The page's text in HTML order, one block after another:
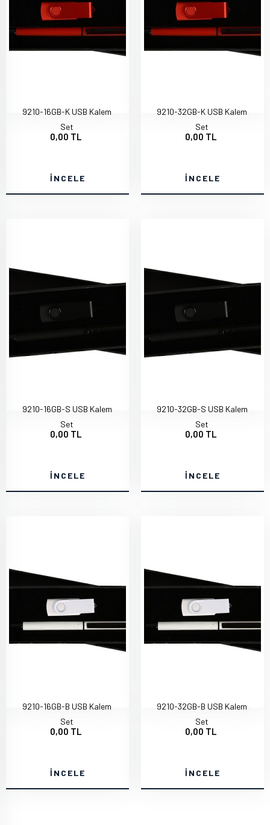
9210-16GB-K USB Kalem
Set
0,00 TL
İNCELE
9210-32GB-K USB Kalem
Set
0,00 TL
İNCELE
9210-16GB-S USB Kalem
Set
0,00 TL
İNCELE
9210-32GB-S USB Kalem
Set
0,00 TL
İNCELE
9210-16GB-B USB Kalem
Set
0,00 TL
İNCELE
9210-32GB-B USB Kalem
Set
0,00 TL
İNCELE